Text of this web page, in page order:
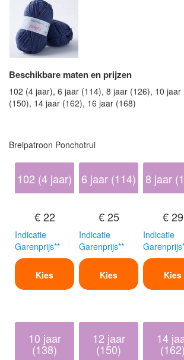
Beschikbare maten en prijzen
102 (4 jaar), 6 jaar (114), 8 jaar (126), 10
(150), 14 jaar (162), 16 jaar (168)
Breipatroon Ponchotrui
102 (4 jaar)
€ 22
Indicatie
Garenprijs**
Kies
6 jaar (114)
€ 25
Indicatie
Garenprijs**
Kies
8 jaar
€ 29
Indicatie
Kies
10 jaar
(138)
12 jaar
(150)
14
(162)